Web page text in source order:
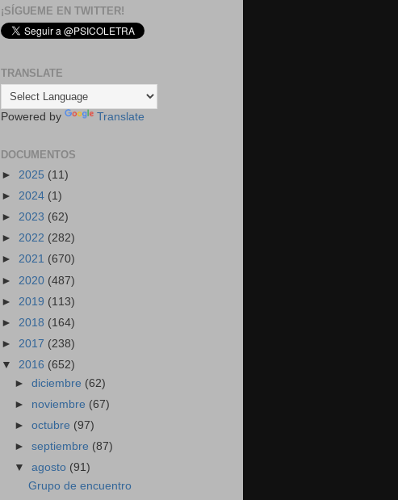
¡SÍGUEME EN TWITTER!
TRANSLATE
Powered by Translate
DOCUMENTOS
► 2025 (11)
► 2024 (1)
► 2023 (62)
► 2022 (282)
► 2021 (670)
► 2020 (487)
► 2019 (113)
► 2018 (164)
► 2017 (238)
▼ 2016 (652)
►diciembre (62)
► noviembre (67)
►octubre (97)
►septiembre (87)
▼agosto (91)
Grupo de encuentro